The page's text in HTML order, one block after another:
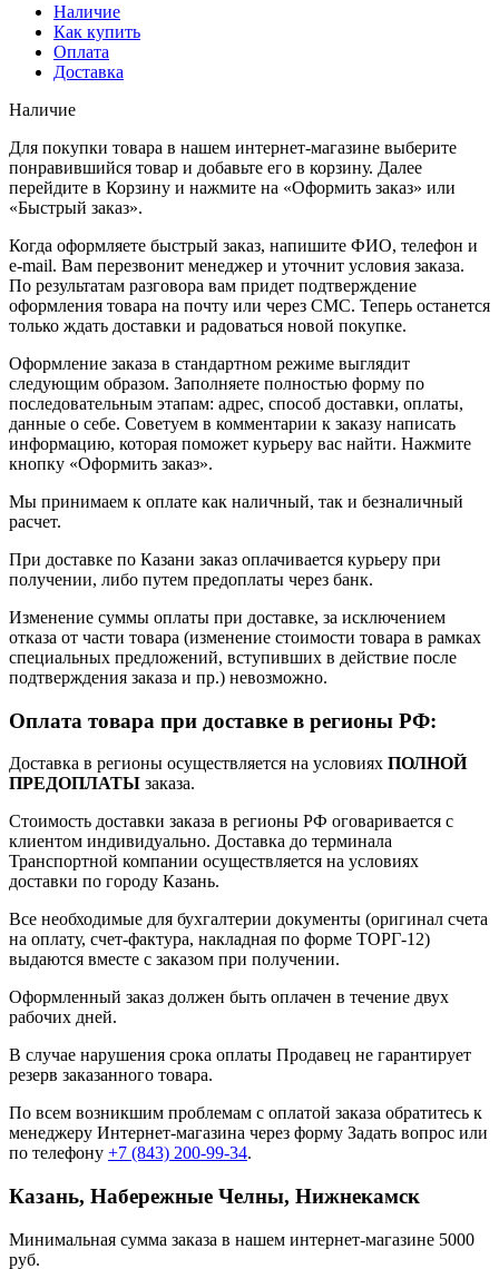
Наличие
Как купить
Оплата
Доставка
Наличие
Для покупки товара в нашем интернет-магазине выберите
понравившийся товар и добавьте его в корзину. Далее
перейдите в Корзину и нажмите на «Оформить заказ» или
«Быстрый заказ».
Когда оформляете быстрый заказ, напишите ФИО, телефон и
e-mail. Вам перезвонит менеджер и уточнит условия заказа.
По результатам разговора вам придет подтверждение
оформления товара на почту или через СМС. Теперь останется
только ждать доставки и радоваться новой покупке.
Оформление заказа в стандартном режиме выглядит
следующим образом. Заполняете полностью форму по
последовательным этапам: адрес, способ доставки, оплаты,
данные о себе. Советуем в комментарии к заказу написать
информацию, которая поможет курьеру вас найти. Нажмите
кнопку «Оформить заказ».
Мы принимаем к оплате как наличный, так и безналичный
расчет.
При доставке по Казани заказ оплачивается курьеру при
получении, либо путем предоплаты через банк.
Изменение суммы оплаты при доставке, за исключением
отказа от части товара (изменение стоимости товара в рамках
специальных предложений, вступивших в действие после
подтверждения заказа и пр.) невозможно.
Оплата товара при доставке в регионы РФ:
Доставка в регионы осуществляется на условиях ПОЛНОЙ
ПРЕДОПЛАТЫ заказа.
Стоимость доставки заказа в регионы РФ оговаривается с
клиентом индивидуально. Доставка до терминала
Транспортной компании осуществляется на условиях
доставки по городу Казань.
Все необходимые для бухгалтерии документы (оригинал счета
на оплату, счет-фактура, накладная по форме ТОРГ-12)
выдаются вместе с заказом при получении.
Оформленный заказ должен быть оплачен в течение двух
рабочих дней.
В случае нарушения срока оплаты Продавец не гарантирует
резерв заказанного товара.
По всем возникшим проблемам с оплатой заказа обратитесь к
менеджеру Интернет-магазина через форму Задать вопрос или
по телефону +7 (843) 200-99-34.
Казань, Набережные Челны, Нижнекамск
Минимальная сумма заказа в нашем интернет-магазине 5000
руб.